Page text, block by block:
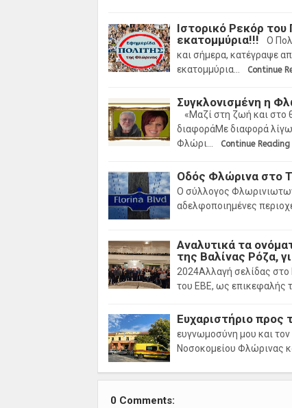
Ιστορικό Ρεκόρ
εκατομμύρια!!!
Ο
και σήμερα, κατέγραψε
εκατομμύρια…
Continue
Συγκλονισμένη η
«Μαζί στη ζωή και στο
διαφοράΜε διαφορά
Φλώρι…
Continue Reading
Οδός Φλώρινα στο
Ο σύλλογος
αδελφοποιημένες
Αναλυτικά τα
της Βαλίνας Ρόζα,
2024Αλλαγή σελίδας στο
του ΕΒΕ, ως επικεφαλής
Ευχαριστήριο προς
ευγνωμοσύνη μου και
Νοσοκομείου Φλώρινας
0 Comments: